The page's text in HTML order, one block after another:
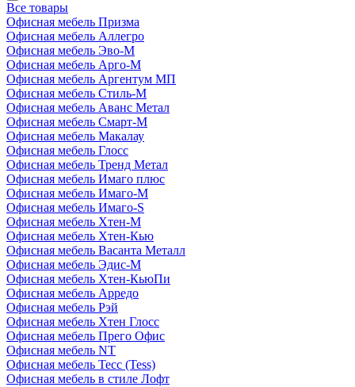
Все товары
Офисная мебель Призма
Офисная мебель Аллегро
Офисная мебель Эво-M
Офисная мебель Арго-М
Офисная мебель Аргентум МП
Офисная мебель Стиль-М
Офисная мебель Аванс Метал
Офисная мебель Смарт-М
Офисная мебель Макалау
Офисная мебель Глосс
Офисная мебель Тренд Метал
Офисная мебель Имаго плюс
Офисная мебель Имаго-М
Офисная мебель Имаго-S
Офисная мебель Хтен-M
Офисная мебель Хтен-Кью
Офисная мебель Васанта Металл
Офисная мебель Эдис-M
Офисная мебель Хтен-КьюПи
Офисная мебель Арредо
Офисная мебель Рэй
Офисная мебель Хтен Глосс
Офисная мебель Прего Офис
Офисная мебель NT
Офисная мебель Тесс (Tess)
Офисная мебель в стиле Лофт